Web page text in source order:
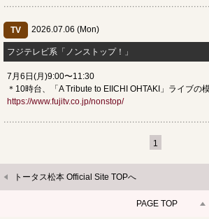
TV 2026.07.06 (Mon)
フジテレビ系「ノンストップ！」
7月6日(月)9:00〜11:30
＊10時台、「A Tribute to EIICHI OHTAKI」ライブの
https://www.fujitv.co.jp/nonstop/
1
トータス松本 Official Site TOPへ
PAGE TOP